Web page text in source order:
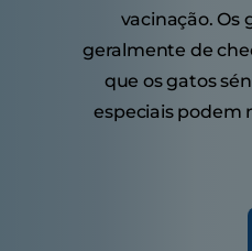
vacinação. Os
geralmente de
que os gatos
especiais podem